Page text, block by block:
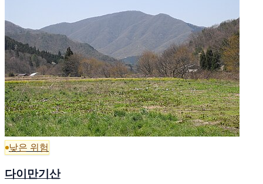
낮은 위험
다이만기산